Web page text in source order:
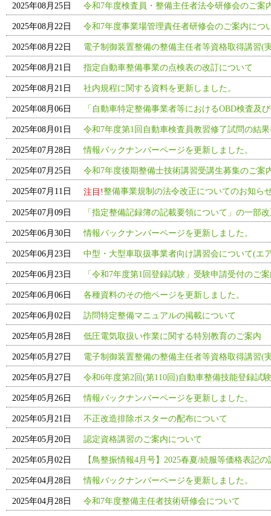
2025年08月25日 令和7年度検査員・整備主任者法令研修会のご案
2025年08月22日 令和7年度事業場管理責任者研修会のご案内につ
2025年08月22日 電子制御装置整備の整備主任者等資格取得講習(
2025年08月21日 指定自動車整備事業の点検表の改訂について
2025年08月21日 社内規程に関する資料を更新しました。
2025年08月06日 「自動車特定整備事業者等におけるOBD検査及
2025年08月01日 令和7年度第1回自動車検査員教習修了試問の結
2025年07月28日 情報バックナンバーページを更新しました。
2025年07月25日 令和7年度後期整備士技術講習受講生募集のご案
2025年07月11日 注目!整備事業規制の法令改正についてのお知ら
2025年07月09日 「指定整備記録簿の記載要領について」の一部
2025年06月30日 情報バックナンバーページを更新しました。
2025年06月23日 中型・大型車取扱事業者向け講習会について(エ
2025年06月23日 「令和7年度第1回登録試験」受験申請受付のご
2025年06月06日 各種資料のその他ページを更新しました。
2025年06月02日 訪問特定整備マニュアルの掲載について
2025年05月28日 低圧電気取扱い作業に関する特別教育のご案内
2025年05月27日 電子制御装置整備の整備主任者等資格取得講習(
2025年05月27日 令和6年度第2回(第110回)自動車整備技能登録試
2025年05月26日 情報バックナンバーページを更新しました。
2025年05月21日 不正改造排除ポスターの配布について
2025年05月20日 認定資格講習のご案内について
2025年05月02日 【鳥整振情報4月号】2025春夏/続服等価格表記
2025年04月28日 情報バックナンバーページを更新しました。
2025年04月28日 令和7年度整備主任者技術研修会について